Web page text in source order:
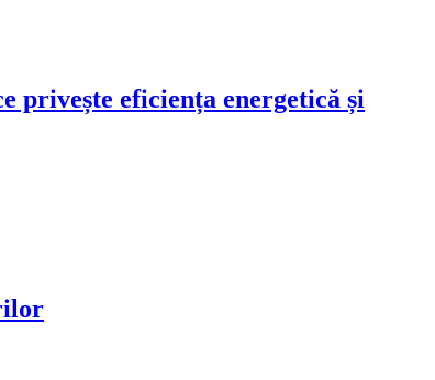
privește eficiența energetică și